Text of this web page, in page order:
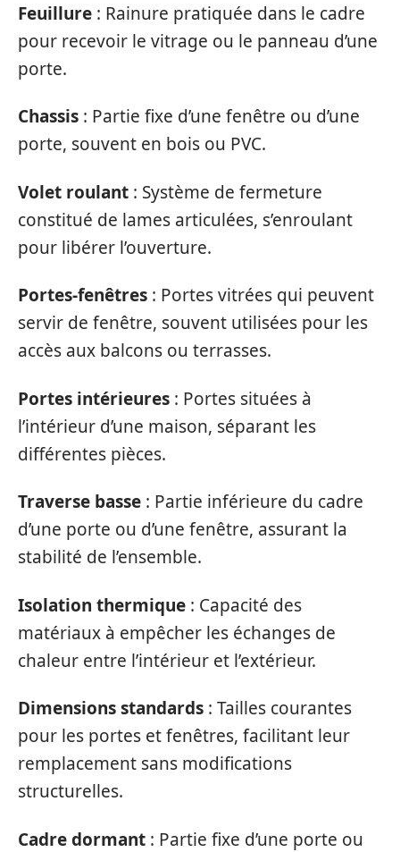
Feuillure : Rainure pratiquée dans le cadre
pour recevoir le vitrage ou le panneau d’une
porte.
Chassis : Partie fixe d’une fenêtre ou d’une
porte, souvent en bois ou PVC.
Volet roulant : Système de fermeture
constitué de lames articulées, s’enroulant
pour libérer l’ouverture.
Portes-fenêtres : Portes vitrées qui peuvent
servir de fenêtre, souvent utilisées pour les
accès aux balcons ou terrasses.
Portes intérieures : Portes situées à
l’intérieur d’une maison, séparant les
différentes pièces.
Traverse basse : Partie inférieure du cadre
d’une porte ou d’une fenêtre, assurant la
stabilité de l’ensemble.
Isolation thermique : Capacité des
matériaux à empêcher les échanges de
chaleur entre l’intérieur et l’extérieur.
Dimensions standards : Tailles courantes
pour les portes et fenêtres, facilitant leur
remplacement sans modifications
structurelles.
Cadre dormant : Partie fixe d’une porte ou